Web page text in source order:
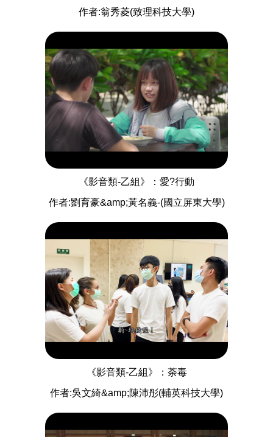
作者:翁秀菱(致理科技大學)
《影音類-乙組》：愛?行動
作者:劉育豪&amp;黃名義-(國立屏東大學)
《影音類-乙組》：荼毒
作者:吳文綺&amp;陳沛彤(輔英科技大學)